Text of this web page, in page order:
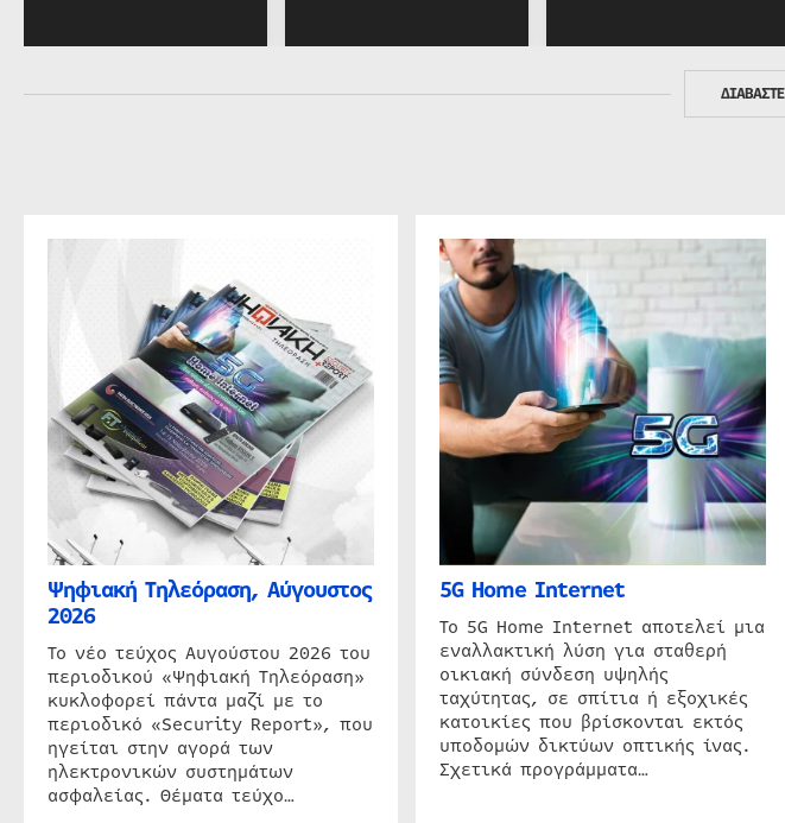
Ψηφιακή Τηλεόραση, Αύγουστος
2026
Το νέο τεύχος Αυγούστου 2026 του
περιοδικού «Ψηφιακή Τηλεόραση»
κυκλοφορεί πάντα μαζί με το
περιοδικό «Security Report», που
ηγείται στην αγορά των
ηλεκτρονικών συστημάτων
ασφαλείας. Θέματα τεύχο…
5G Home Internet
Το 5G Home Internet αποτελεί μια
εναλλακτική λύση για σταθερή
οικιακή σύνδεση υψηλής
ταχύτητας, σε σπίτια ή εξοχικές
κατοικίες που βρίσκονται εκτός
υποδομών δικτύων οπτικής ίνας.
Σχετικά προγράμματα…